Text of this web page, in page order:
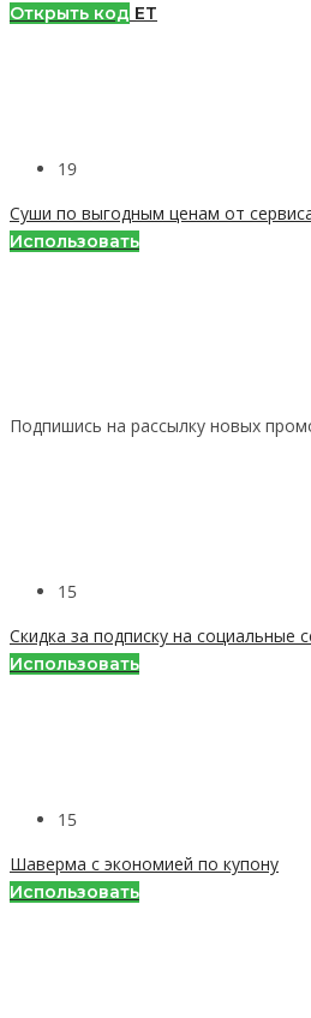
Открыть код ЕТ
19
Суши по выгодным ценам от
Использовать
Подпишись на рассылку новых
15
Скидка за подписку на социальные
Использовать
15
Шаверма с экономией по купону
Использовать